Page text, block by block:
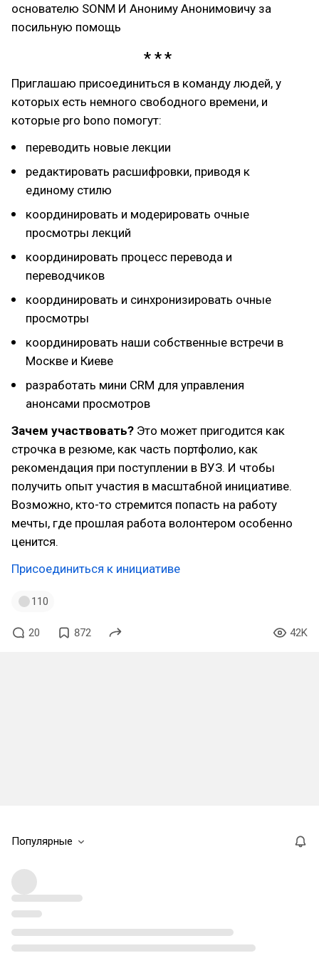
основателю SONM И Анониму Анонимовичу за
посильную помощь
Приглашаю присоединиться в команду людей, у
которых есть немного свободного времени, и
которые pro bono помогут:
переводить новые лекции
редактировать расшифровки, приводя к
единому стилю
координировать и модерировать очные
просмотры лекций
координировать процесс перевода и
переводчиков
координировать и синхронизировать очные
просмотры
координировать наши собственные встречи в
Москве и Киеве
разработать мини CRM для управления
анонсами просмотров
Зачем участвовать? Это может пригодится как
строчка в резюме, как часть портфолио, как
рекомендация при поступлении в ВУЗ. И чтобы
получить опыт участия в масштабной инициативе.
Возможно, кто-то стремится попасть на работу
мечты, где прошлая работа волонтером особенно
ценится.
Присоединиться к инициативе
110
20 872 42K
Популярные